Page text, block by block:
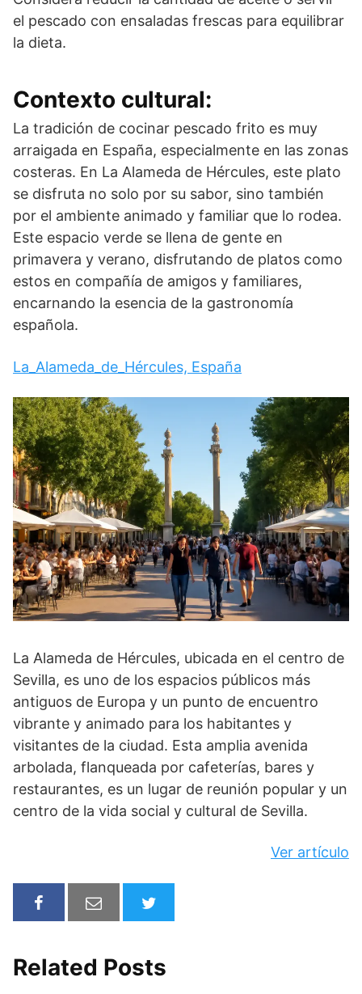
el pescado con ensaladas frescas para equilibrar
la dieta.
Contexto cultural:
La tradición de cocinar pescado frito es muy
arraigada en España, especialmente en las zonas
costeras. En La Alameda de Hércules, este plato
se disfruta no solo por su sabor, sino también
por el ambiente animado y familiar que lo rodea.
Este espacio verde se llena de gente en
primavera y verano, disfrutando de platos como
estos en compañía de amigos y familiares,
encarnando la esencia de la gastronomía
española.
La_Alameda_de_Hércules, España
La Alameda de Hércules, ubicada en el centro de
Sevilla, es uno de los espacios públicos más
antiguos de Europa y un punto de encuentro
vibrante y animado para los habitantes y
visitantes de la ciudad. Esta amplia avenida
arbolada, flanqueada por cafeterías, bares y
restaurantes, es un lugar de reunión popular y un
centro de la vida social y cultural de Sevilla.
Ver artículo
Related Posts